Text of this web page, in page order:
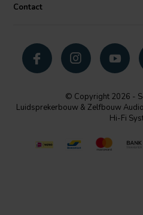
Contact
© Copyright 2026 -
Luidsprekerbouw & Zelfbouw
Hi-Fi